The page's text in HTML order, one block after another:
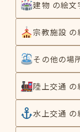
建物 の絵文
宗教施設
その他の場
陸上交通
水上交通 の